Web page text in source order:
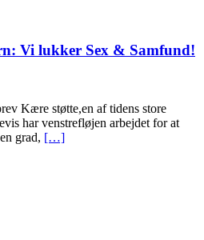
Vi lukker Sex & Samfund!
Kære støtte,en af tidens store
har venstrefløjen arbejdet for at
grad, […]